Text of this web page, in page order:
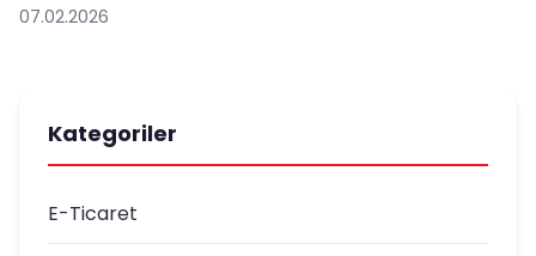
07.02.2026
Kategoriler
E-Ticaret